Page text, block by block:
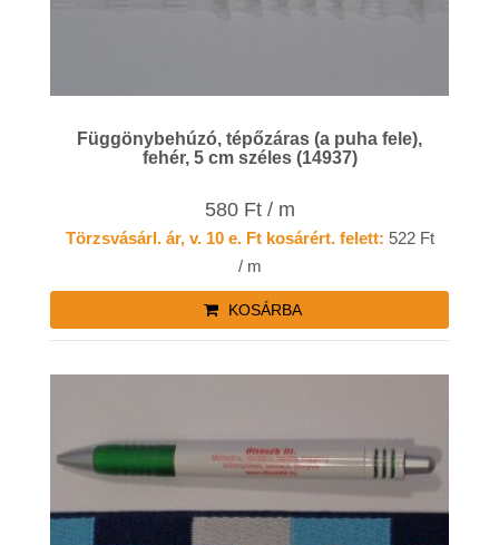
Függönybehúzó, tépőzáras (a puha fele),
fehér, 5 cm széles (14937)
580 Ft / m
Törzsvásárl. ár, v. 10 e. Ft kosárért. felett: 522 Ft
/ m
KOSÁRBA